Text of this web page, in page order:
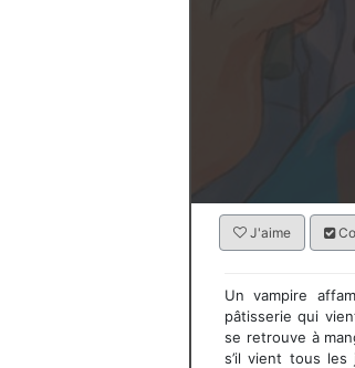
J'aime
Un vampire
pâtisserie qui
se retrouve à
s’il vient tous